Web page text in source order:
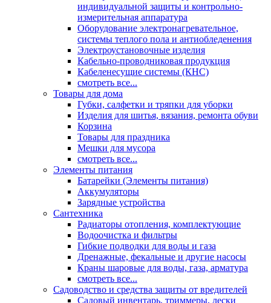
индивидуальной защиты и контрольно-
измерительная аппаратура
Оборудование электронагревательное,
системы теплого пола и антиобледенения
Электроустановочные изделия
Кабельно-проводниковая продукция
Кабеленесущие системы (КНС)
смотреть все...
Товары для дома
Губки, салфетки и тряпки для уборки
Изделия для шитья, вязания, ремонта обуви
Корзина
Товары для праздника
Мешки для мусора
смотреть все...
Элементы питания
Батарейки (Элементы питания)
Аккумуляторы
Зарядные устройства
Сантехника
Радиаторы отопления, комплектующие
Водоочистка и фильтры
Гибкие подводки для воды и газа
Дренажные, фекальные и другие насосы
Краны шаровые для воды, газа, арматура
смотреть все...
Садоводство и средства защиты от вредителей
Садовый инвентарь, триммеры, лески